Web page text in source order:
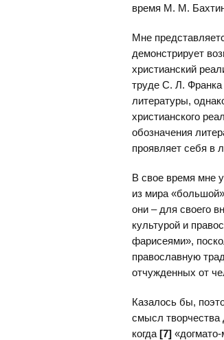
время М. М.
Мне
демонстрирует
христианский
труде С. Л. Франка
литературы,
христианского
обозначения
проявляет себя в
В свое время мне
из мира
они – для своего
культурой и
фарисеями»,
православную
отчужденных от
Казалось бы,
смысл творчества
когда [7]